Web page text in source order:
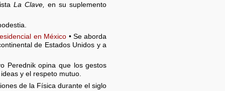
La Clave, en su suplemento
en México • Se aborda
de Estados Unidos y a
Perednik opina que los gestos
y el respeto mutuo.
de la Física durante el siglo